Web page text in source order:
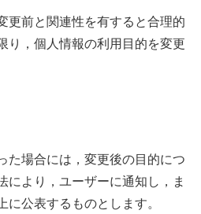
更前と関連性を有すると合理的
り，個人情報の利用目的を変更
た場合には，変更後の目的につ
により，ユーザーに通知し，ま
に公表するものとします。